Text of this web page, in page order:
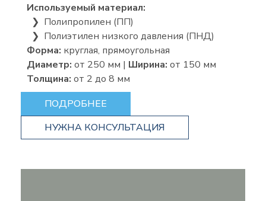
Используемый материал:
❯ Полипропилен (ПП)
❯ Полиэтилен низкого давления (ПНД)
Форма: круглая, прямоугольная
Диаметр: от 250 мм | Ширина: от 150 мм
Толщина: от 2 до 8 мм
ПОДРОБНЕЕ
НУЖНА КОНСУЛЬТАЦИЯ